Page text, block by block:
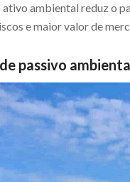
ativo ambiental reduz o
e maior valor de
passivo